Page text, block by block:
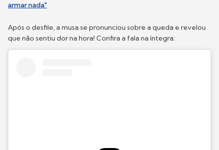
armar nada"
Após o desfile, a musa se pronunciou sobre a queda e revelou
que não sentiu dor na hora! Confira a fala na íntegra: